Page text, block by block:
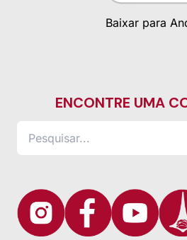
Baixar para
ENCONTRE UMA